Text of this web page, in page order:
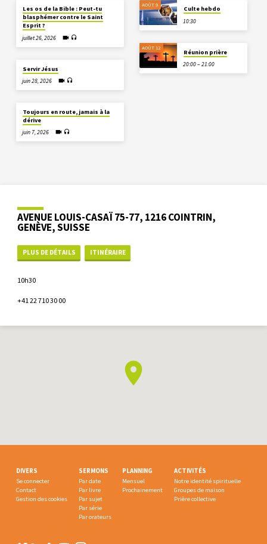
Les os de la Bible : Peut-tu
blasphémer contre le Saint
Esprit ?
juillet 26, 2026
Servir Jésus
juin 28, 2026
Toujours en route, jamais à la
dérive
juin 7, 2026
AOÛT 9
Culte hebdo
10:30
AOÛT 12
Réunion prière
20:00 – 21:00
AVENUE LOUIS-CASAÏ 75-77, 1216 COINTRIN,
GENÈVE, SUISSE
PLUS DE DÉTAILS ITINÉRAIRE
10h30
+41 22 710 30 00
DIVERS
Se connecter
Contact
Gestion des cookies
SERMONS
Par date
Par livre
Par sujet
Par série
Par orateurs
PLANNING
Mensuel
Prochainement
ACTIVITÉS
Notre identité spirituelle
Groupes de maison
Prière collective